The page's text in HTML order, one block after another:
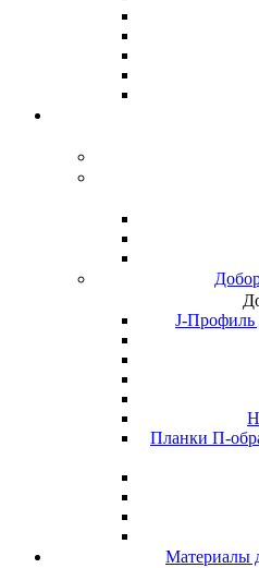
J-Профиль
Планки П-
Материалы